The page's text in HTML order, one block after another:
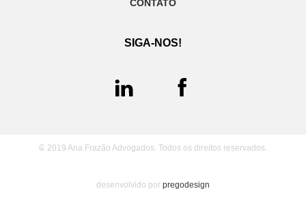
CONTATO
SIGA-NOS!
₢ 2019 Ana Frazão Advogados. Todos os direitos reservados.
desenvolvido por pregodesign